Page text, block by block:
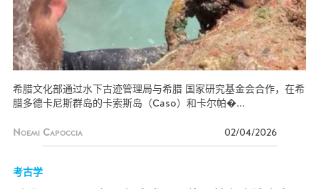
希腊文化部通过水下古迹管理局与希腊 国家研究基金会合作，在希
腊多德卡尼斯群岛的卡索斯岛（Caso）和卡尔帕�...
Noemi Capoccia 02/04/2026
考古学